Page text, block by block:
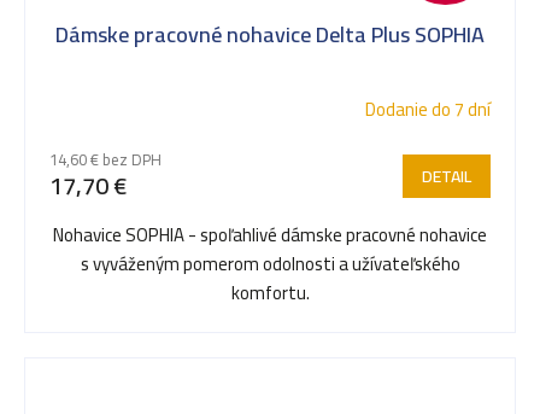
Dámske pracovné nohavice Delta Plus SOPHIA
Dodanie do 7 dní
14,60 € bez DPH
17,70 € DETAIL
Nohavice SOPHIA - spoľahlivé dámske pracovné nohavice
s vyváženým pomerom odolnosti a užívateľského
komfortu.